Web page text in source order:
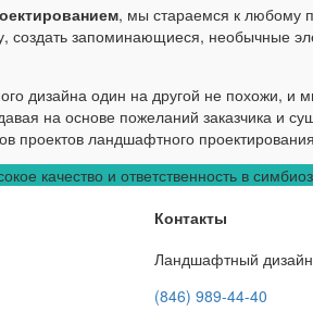
, мы стараемся к любому
создать запоминающиеся, необычные
дизайна один на другой не похожи, и
на основе пожеланий заказчика и
проектов ландшафтного
качество и ответственность в
Контакты
Ландшафтный
(846) 989-44-40